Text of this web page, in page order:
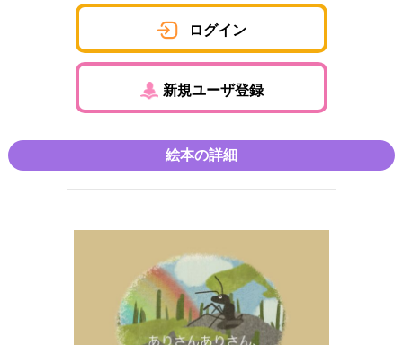
ログイン
新規ユーザ登録
絵本の詳細